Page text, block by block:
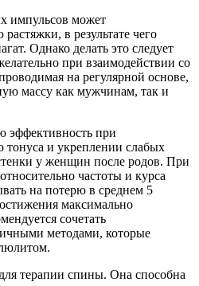
импульсов может
в результате чего
Однако делать это следует
при взаимодействии со
на регулярной основе,
массу как мужчинам, так и
эффективность при
и укреплении слабых
у женщин после родов. При
частоты и курса
на потерю в среднем 5
максимально
сочетать
методами, которые
терапии спины. Она способна